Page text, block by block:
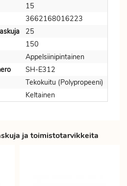
15
3662168016223
25
150
Appelsiinipintainen
SH-E312
Tekokuitu (Polypropeeni)
Keltainen
ja toimistotarvikkeita